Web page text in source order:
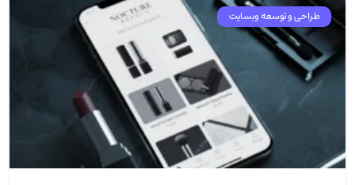
طراحی و توسعه وبسایت